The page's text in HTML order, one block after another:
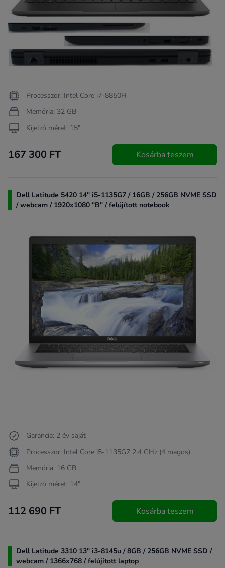
Processzor: Intel Core i7-8850H
Memória: 32 GB
Kijelző méret: 15"
167 300 FT Kosárba teszem
Dell Latitude 5420 14" i5-1135G7 / 16GB / 256GB NVME SSD
/ webcam / 1920x1080 "B" / felújított notebook
Garancia: 2 év saját
Processzor: Intel Core i5-1135G7 2.4 GHz (4 magos)
Memória: 16 GB
Kijelző méret: 14"
112 690 FT Kosárba teszem
Dell Latitude 3310 13" i3-8145u / 8GB / 256GB NVME SSD /
webcam / 1366x768 / felújított laptop